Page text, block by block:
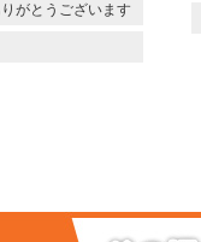
がとうございます